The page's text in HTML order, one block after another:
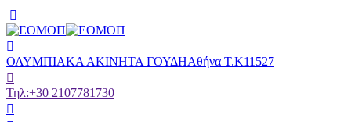
ΟΛΥΜΠΙΑΚΑ ΑΚΙΝΗΤΑ ΓΟΥΔΗΑθήνα Τ.Κ11527
Τηλ:+30 2107781730